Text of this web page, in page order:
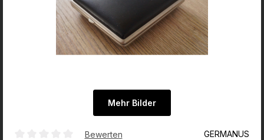
Mehr Bilder
Bewerten GERMANUS